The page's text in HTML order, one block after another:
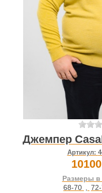
Джемпер
Артикул:
Размеры в
68-70 ,